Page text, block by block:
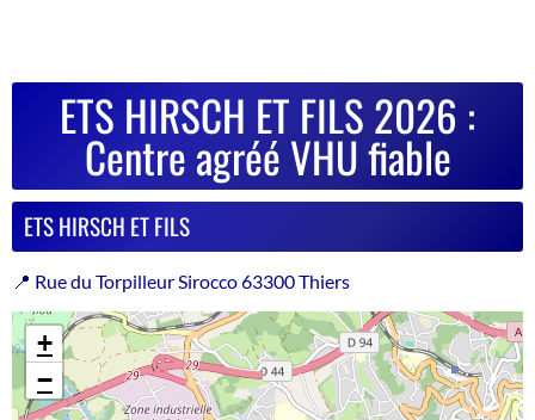
ETS HIRSCH ET FILS 2026 :
Centre agréé VHU fiable
ETS HIRSCH ET FILS
📍 Rue du Torpilleur Sirocco 63300 Thiers
+
−